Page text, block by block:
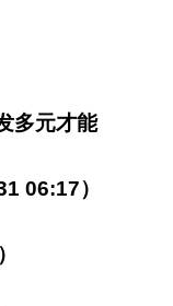
多元才能
06:17）